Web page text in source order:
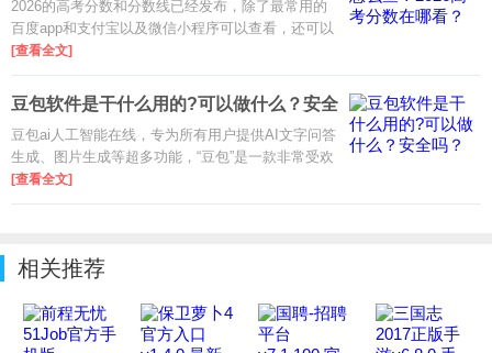
2026的高考分数和分数线已经发布，除了最常用的
百度app和支付宝以及微信小程序可以查看，还可以
在各大省份地区的官方考试院或者是政务生活服务
平台进行搜索查看。
[查看全文]
豆包软件是干什么用的?可以做什么？安全
吗？
豆包ai人工智能在线，专为所有用户提供AI文字问答
生成、图片生成等超多功能，“豆包”是一款非常受欢
迎的国民级AI助手，由字节跳动公司基于其自研
的“豆包大模型”打造，在中国AI产品中用户规模断层
[查看全文]
相关推荐